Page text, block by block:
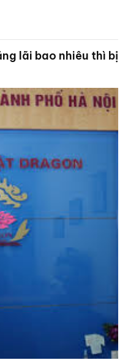
lãi bao nhiêu thì bị